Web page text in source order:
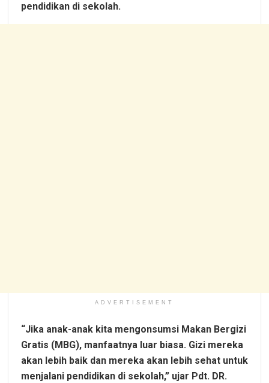
pendidikan di sekolah.
ADVERTISEMENT
“Jika anak-anak kita mengonsumsi Makan Bergizi
Gratis (MBG), manfaatnya luar biasa. Gizi mereka
akan lebih baik dan mereka akan lebih sehat untuk
menjalani pendidikan di sekolah,” ujar Pdt. DR.